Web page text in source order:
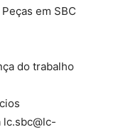
em SBC
do trabalho
lc.sbc@lc-